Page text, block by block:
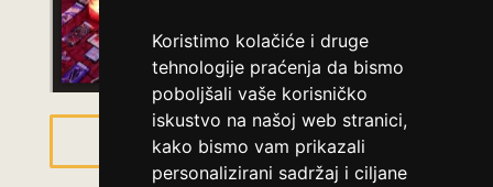
Koristimo kolačiće i druge
tehnologije praćenja da bismo
poboljšali vaše korisničko
iskustvo na našoj web stranici,
kako bismo vam prikazali
personalizirani sadržaj i ciljane
Tarot savjetnik je zauzet
TEHNIKE: sudbinske karte, anđeoske poruke
Broj tel: 064/600-600
tel:0,93€ - mob:1,12€ min
Pregled svih astro savjetnika